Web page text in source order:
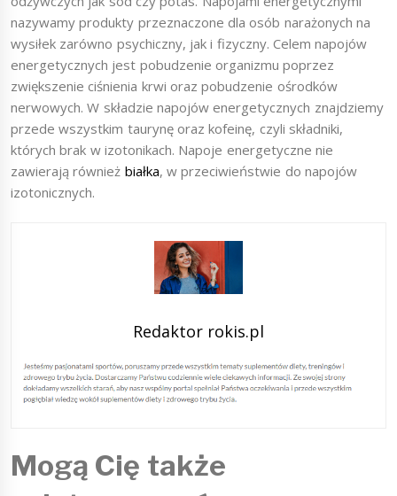
nazywamy produkty przeznaczone dla osób narażonych na
wysiłek zarówno psychiczny, jak i fizyczny. Celem napojów
energetycznych jest pobudzenie organizmu poprzez
zwiększenie ciśnienia krwi oraz pobudzenie ośrodków
nerwowych. W składzie napojów energetycznych znajdziemy
przede wszystkim taurynę oraz kofeinę, czyli składniki,
których brak w izotonikach. Napoje energetyczne nie
zawierają również białka, w przeciwieństwie do napojów
izotonicznych.
Redaktor rokis.pl
Mogą Cię także